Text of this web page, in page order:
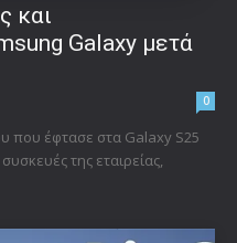
και
Galaxy μετά
0
που έφτασε στα Galaxy S25
της εταιρείας,